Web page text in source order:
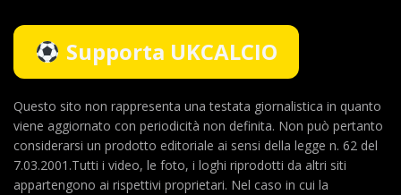
Supporta UKCALCIO
Questo sito non rappresenta una testata giornalistica in quanto
viene aggiornato con periodicità non definita. Non può pertanto
considerarsi un prodotto editoriale ai sensi della legge n. 62 del
7.03.2001.Tutti i video, le foto, i loghi riprodotti da altri siti
appartengono ai rispettivi proprietari. Nel caso in cui la